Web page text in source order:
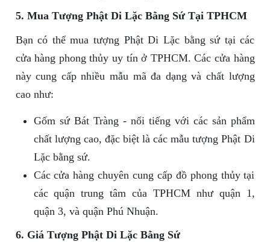
5. Mua Tượng Phật Di Lặc Bằng Sứ Tại TPHCM
Bạn có thể mua tượng Phật Di Lặc bằng sứ tại các
cửa hàng phong thủy uy tín ở TPHCM. Các cửa hàng
này cung cấp nhiều mẫu mã đa dạng và chất lượng
cao như:
Gốm sứ Bát Tràng - nổi tiếng với các sản phẩm
chất lượng cao, đặc biệt là các mẫu tượng Phật Di
Lặc bằng sứ.
Các cửa hàng chuyên cung cấp đồ phong thủy tại
các quận trung tâm của TPHCM như quận 1,
quận 3, và quận Phú Nhuận.
6. Giá Tượng Phật Di Lặc Bằng Sứ